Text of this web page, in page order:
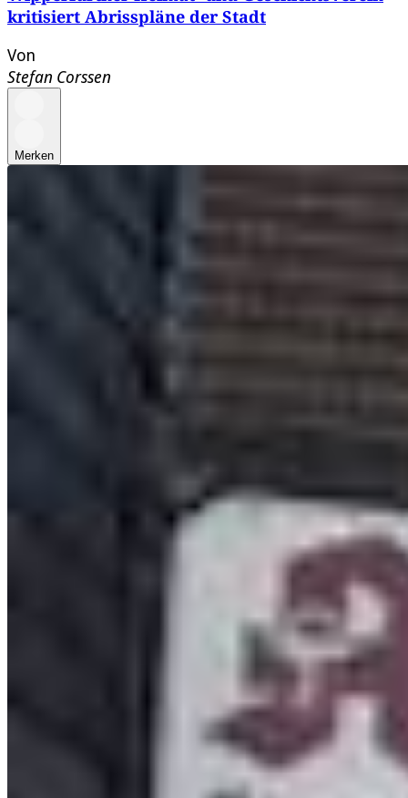
kritisiert Abrisspläne der Stadt
Von
Stefan Corssen
Merken